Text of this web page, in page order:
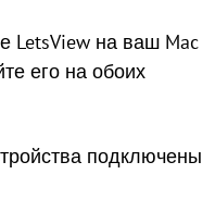
LetsView на ваш Mac
его на обоих
подключены